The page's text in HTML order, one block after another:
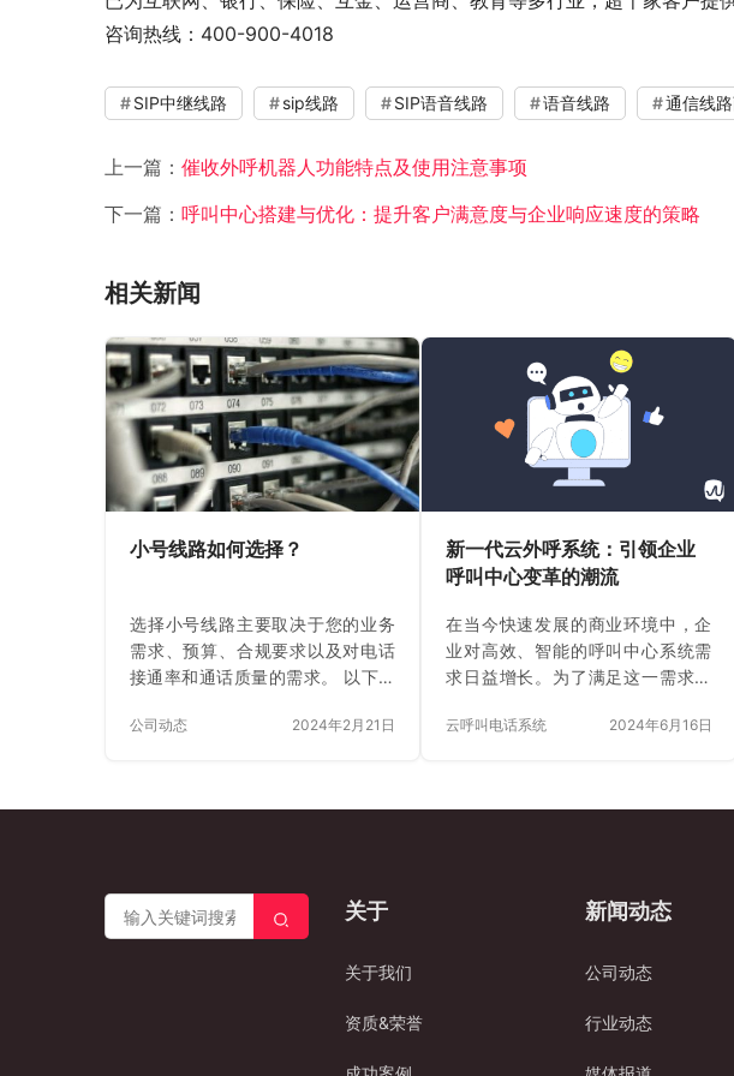
咨询热线：400-900-4018
SIP中继线路 sip线路 SIP语音线路 语音线路 通信线
上一篇： 催收外呼机器人功能特点及使用注意事项
下一篇： 呼叫中心搭建与优化：提升客户满意度与企业响应速度的策略
相关新闻
小号线路如何选择？
选择小号线路主要取决于您的业务
需求、预算、合规要求以及对电话
接通率和通话质量的需求。 以下是
键因素： 1.行业与用途：-小号线路
隐私，同时允许企业根据策略更换
等），确认是否符合当地法律法规
及电信规定。 2.合规性审核：-需要
提供齐全的营业执照、法人信息、
话术文本、合同等资料，并接受严
要交纳保证金。 3.成本与费用：-…
公司动态 2024年2月21日
新一代云外呼系统：引领企业
呼叫中心变革的潮流
在当今快速发展的商业环境中，企
业对高效、智能的呼叫中心系统需
求日益增长。为了满足这一需求，
引领企业呼叫中心变革的潮流。本
介 云外呼系统是一种基于云计算技
为企业提供高效、智能的语音通信
按需付费、易于维护等优点，可满
统的优势 北京恒天瑞讯科技有限公
云呼叫电话系统 2024年6月16日
关于
关于我们
资质&荣誉
新闻动态
公司动态
行业动态